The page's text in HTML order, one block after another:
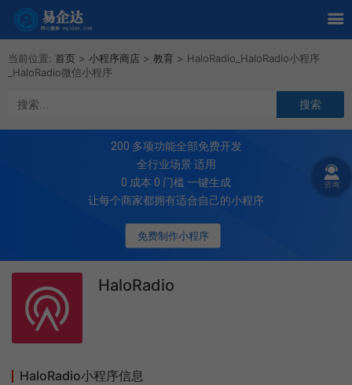
当前位置: 首页 > 小程序商店 > 教育 > HaloRadio_HaloRadio小程序
_HaloRadio微信小程序
免费制作小程序
200 多项功能全部免费开发
全行业场景 适用
0 成本 0 门槛 一键生成
让每个商家都拥有适合自己的小程序
HaloRadio
HaloRadio小程序信息